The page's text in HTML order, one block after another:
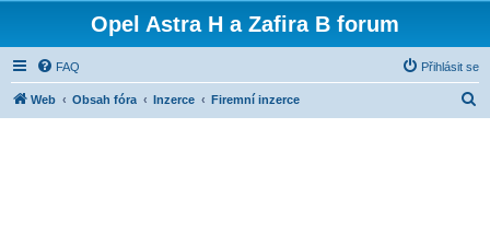
Opel Astra H a Zafira B forum
FAQ Přihlásit se
Web Obsah fóra Inzerce Firemní inzerce